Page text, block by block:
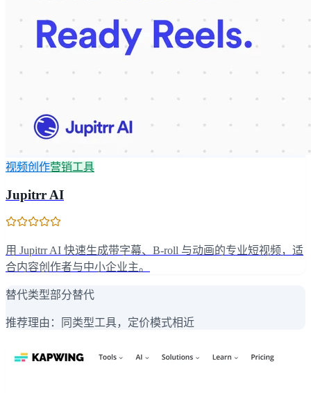
视频创作营销工具
Jupitrr AI
用 Jupitrr AI 快速生成带字幕、B-roll 与动画的专业短视频，适
合内容创作者与中小企业主。
替代类型部分替代
推荐理由： 同类型工具，定价模式相近